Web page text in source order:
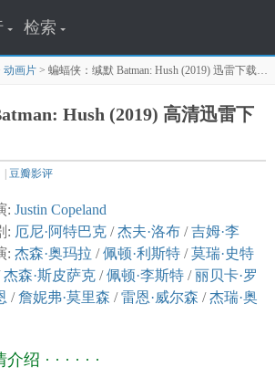
检索
动画片 > 蝙蝠侠：缄默 Batman: Hush (2019) 迅雷下载页面
Hush (2019) 高清迅雷下
豆瓣影评
: Justin Copeland
: 厄尼·阿特巴克 /杰夫·洛布 /吉姆·李
: 杰森·奥玛拉 /佩顿·利斯特 /莫瑞·史特
杰森·斯皮萨克 /佩顿·李斯特 /丽贝卡·罗
/詹妮弗·莫里森 /雷恩·威尔森 /杰瑞·奥
尔特·艾伦
绍 · · · · · ·